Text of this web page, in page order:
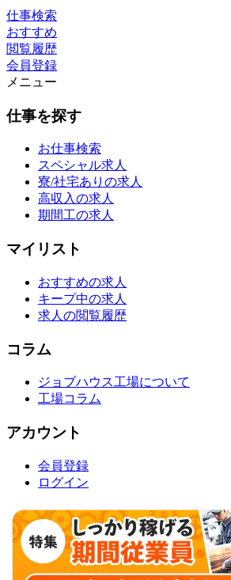
仕事検索
おすすめ
閲覧履歴
会員登録
メニュー
仕事を探す
お仕事検索
スペシャル求人
寮/社宅ありの求人
高収入の求人
期間工の求人
マイリスト
おすすめの求人
キープ中の求人
求人の閲覧履歴
コラム
ジョブハウス工場について
工場コラム
アカウント
会員登録
ログイン